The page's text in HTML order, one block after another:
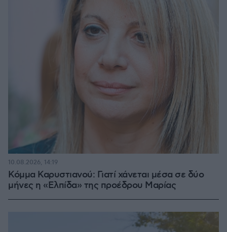
Κόμμα Καρυστιανού: Γιατί χάνεται μέσα σε δύο
μήνες η «Ελπίδα» της προέδρου Μαρίας
10.08.2026, 14:19